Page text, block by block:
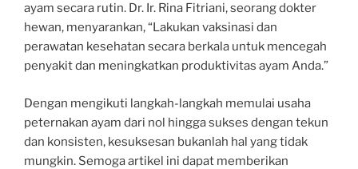
ayam secara rutin. Dr. Ir. Rina Fitriani, seorang dokter
hewan, menyarankan, “Lakukan vaksinasi dan
perawatan kesehatan secara berkala untuk mencegah
penyakit dan meningkatkan produktivitas ayam Anda.”
Dengan mengikuti langkah-langkah memulai usaha
peternakan ayam dari nol hingga sukses dengan tekun
dan konsisten, kesuksesan bukanlah hal yang tidak
mungkin. Semoga artikel ini dapat memberikan